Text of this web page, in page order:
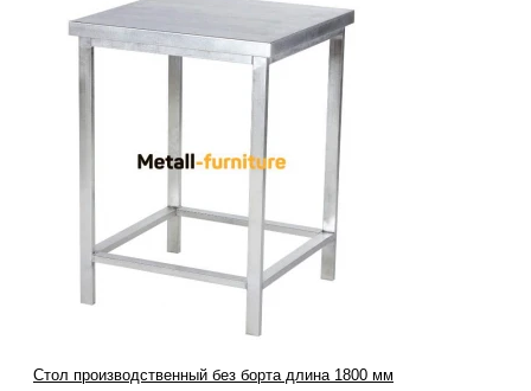
Стол производственный без борта длина 1800 мм